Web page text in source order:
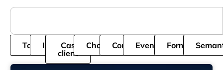
Tous IA
Cas
client
ChatbotCordialEvenementFormation